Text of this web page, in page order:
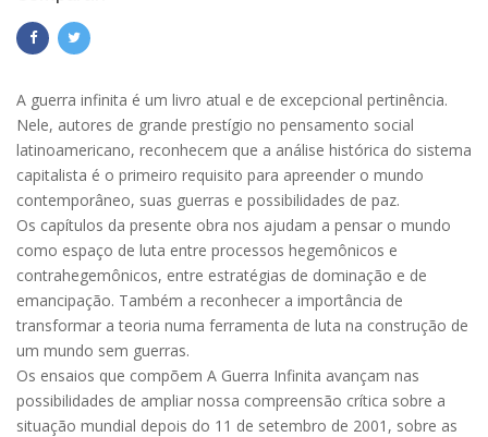
A guerra infinita é um livro atual e de excepcional pertinência.
Nele, autores de grande prestígio no pensamento social
latinoamericano, reconhecem que a análise histórica do sistema
capitalista é o primeiro requisito para apreender o mundo
contemporâneo, suas guerras e possibilidades de paz.
Os capítulos da presente obra nos ajudam a pensar o mundo
como espaço de luta entre processos hegemônicos e
contrahegemônicos, entre estratégias de dominação e de
emancipação. Também a reconhecer a importância de
transformar a teoria numa ferramenta de luta na construção de
um mundo sem guerras.
Os ensaios que compõem A Guerra Infinita avançam nas
possibilidades de ampliar nossa compreensão crítica sobre a
situação mundial depois do 11 de setembro de 2001, sobre as